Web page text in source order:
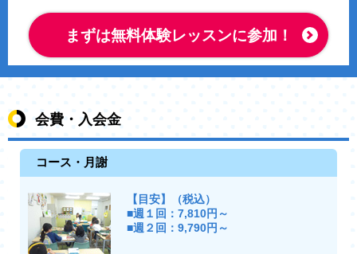
まずは無料体験レッスンに参加！
会費・入会金
コース・月謝
【目安】（税込）
■週１回：7,810円～
■週２回：9,790円～